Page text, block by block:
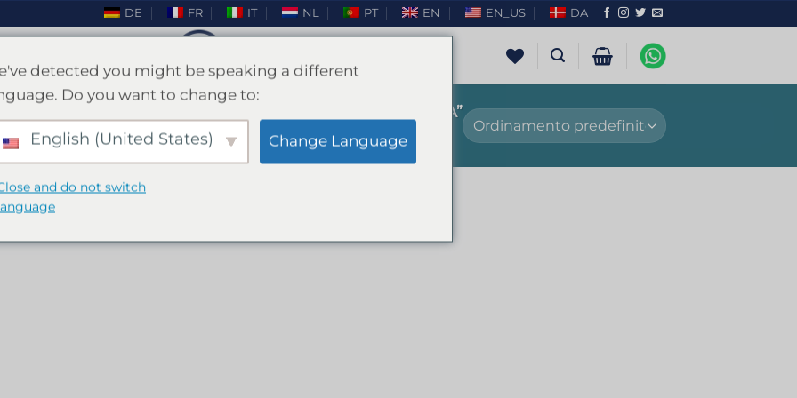
DE FR IT NL PT EN EN_US DA
PRODOTTI TAGGATI “DIVING SNORKELLING MALLORCA”
FILTRA
detected you might be speaking a different
Do you want to change to:
English (United States) Change Language
and do not switch